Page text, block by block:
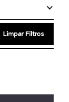
Limpar Filtros